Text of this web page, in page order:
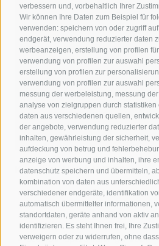
verbessern und, vorbehaltlich Ihrer
Wir können Ihre Daten zum Beispiel für
verwenden: speichern von oder zugriff
endgerät, verwendung reduzierter daten
werbeanzeigen, erstellung von profilen
verwendung von profilen zur auswahl
erstellung von profilen zur
verwendung von profilen zur auswahl
messung der werbeleistung, messung
analyse von zielgruppen durch
daten aus verschiedenen quellen,
der angebote, verwendung reduzierter
inhalten, gewährleistung der sicherheit,
aufdeckung von betrug und
anzeige von werbung und inhalten, ihre
datenschutz speichern und übermitteln,
kombination von daten aus
verschiedener endgeräte, identifikation
automatisch übermittelter informationen,
standortdaten, geräte anhand von aktiv
identifizieren. Es steht Ihnen frei, Ihre
verweigern oder zu widerrufen, ohne
Kronplatz Hotel ANDER
Ruhig wohnen nahe dem Zentrum
Zeitgemäßer Stil mit Sinn für
Eigener Garten mit Pool &
nah
Südtiroler Spezialitäten genießen